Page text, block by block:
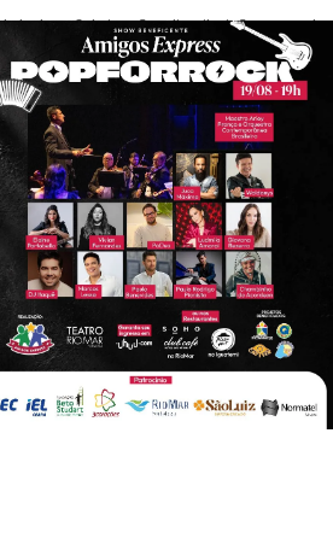
na fabricação, distribuição e venda
a tinta oficial do Carnaval de São Paulo